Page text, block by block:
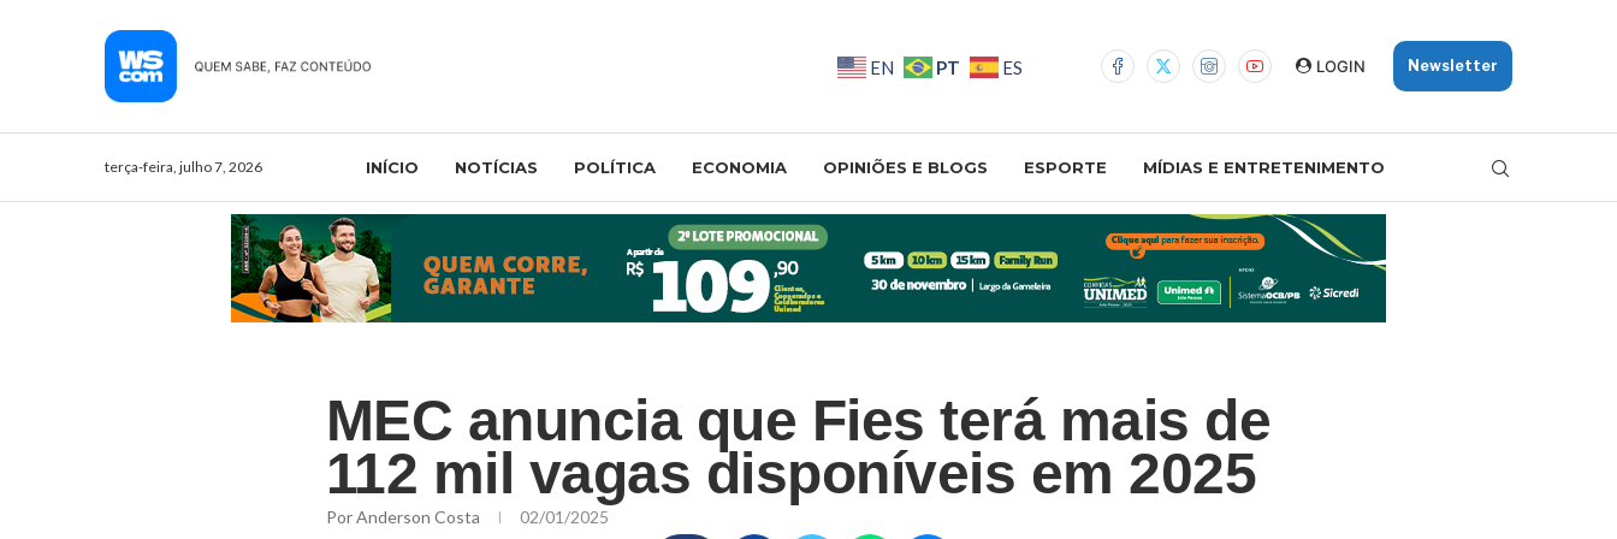
EN PT ES LOGIN Newsletter
terça-feira, julho 7, 2026 INÍCIO NOTÍCIAS POLÍTICA ECONOMIA OPINIÕES E BLOGS ESPORTE MÍDIAS E ENTRETENIMENTO
MEC anuncia que Fies terá mais de
112 mil vagas disponíveis em 2025
PorAnderson Costa 02/01/2025